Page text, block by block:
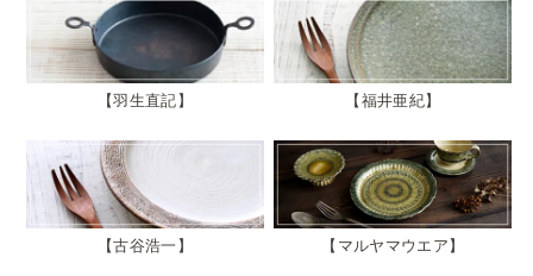
羽生直記 福井亜紀
古谷浩一 マルヤマウエア